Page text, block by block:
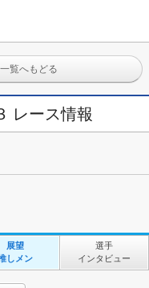
覧へもどる
レース情報
展望
しメン
選手
インタビュー